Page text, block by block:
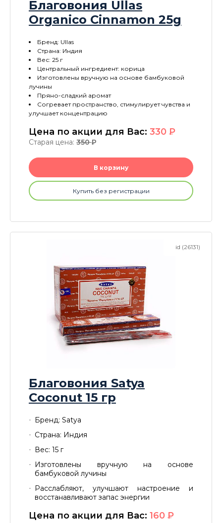
Благовония Ullas
Organico Cinnamon 25g
Бренд: Ullas
Страна: Индия
Вес: 25 г
Центральный ингредиент: корица
Изготовлены вручную на основе бамбуковой
лучины
Пряно-сладкий аромат
Согревает пространство, стимулирует чувства и
улучшает концентрацию
Цена по акции для Вас: 330 P
Старая цена: 350P
В корзину
Купить без регистрации
id (26131)
Благовония Satya
Сoconut 15 гр
Бренд: Satya
Страна: Индия
Вес: 15 г
Изготовлены вручную на основе
бамбуковой лучины
Расслабляют, улучшают настроение и
восстанавливают запас энергии
Цена по акции для Вас: 160 P